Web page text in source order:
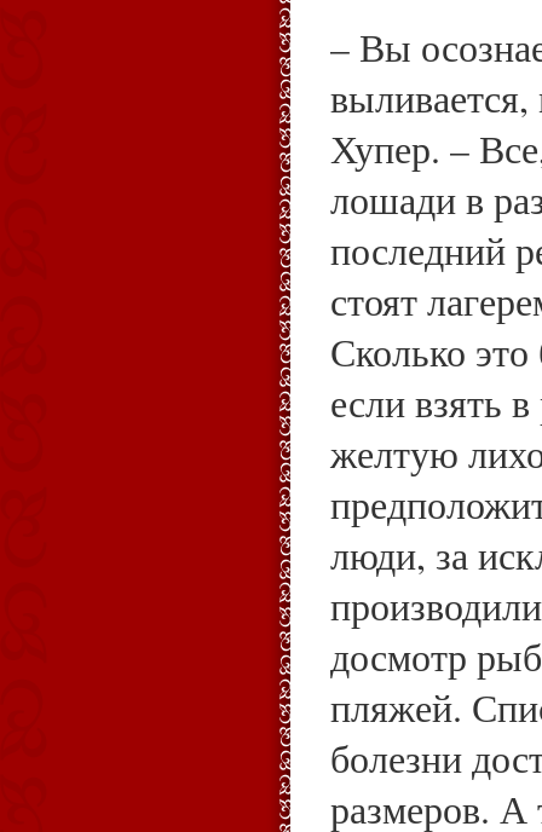
– Вы
Хупер. –
лошади в
последний
стоят
Сколько это
если взять
желтую
люди, за
досмотр
пляжей.
болезни
размеров. А